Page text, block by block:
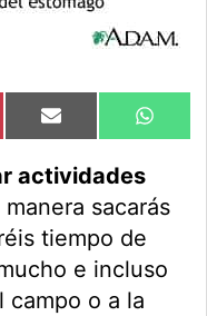
Compartir
en
Email
en
actividades
sacarás
tiempo de
e incluso
campo o a la